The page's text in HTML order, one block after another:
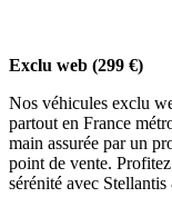
Exclu web (299 €)
Nos véhicules exclu
partout en France
main assurée par un
point de vente.
sérénité avec